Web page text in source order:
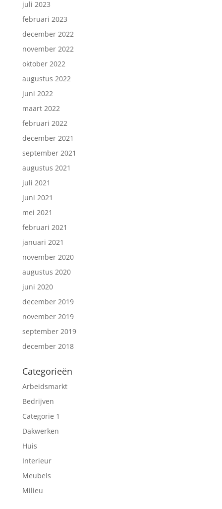
juli 2023
februari 2023
december 2022
november 2022
oktober 2022
augustus 2022
juni 2022
maart 2022
februari 2022
december 2021
september 2021
augustus 2021
juli 2021
juni 2021
mei 2021
februari 2021
januari 2021
november 2020
augustus 2020
juni 2020
december 2019
november 2019
september 2019
december 2018
Categorieën
Arbeidsmarkt
Bedrijven
Categorie 1
Dakwerken
Huis
Interieur
Meubels
Milieu